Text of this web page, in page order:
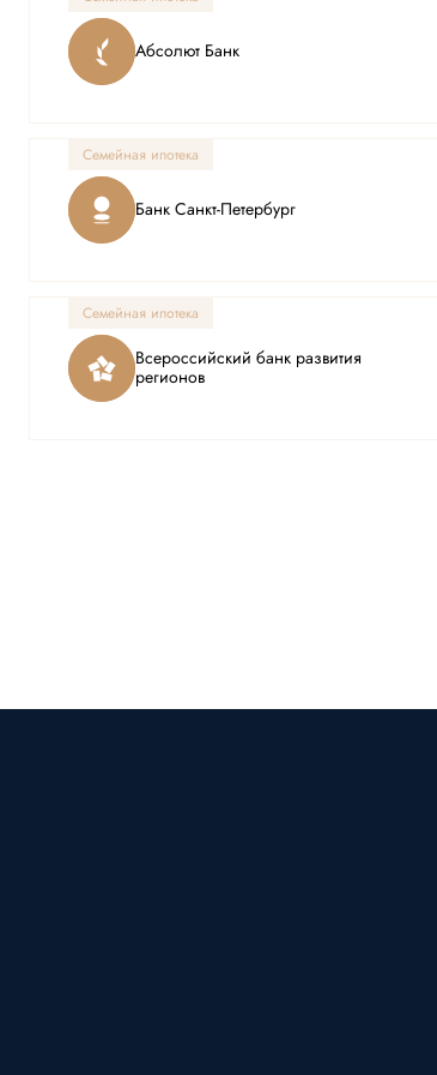
Абсолют Банк
Банк Санкт-Петербург
Семейная ипотека
Всероссийский банк развития
регионов
Семейная ипотека